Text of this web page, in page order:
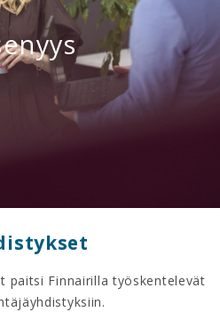
paitsi Finnairilla työskentelevät